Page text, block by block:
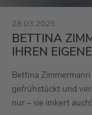
28.03.2025
BETTINA
IHREN
Bettina
gefrühstückt und
nur – sie imkert auch!